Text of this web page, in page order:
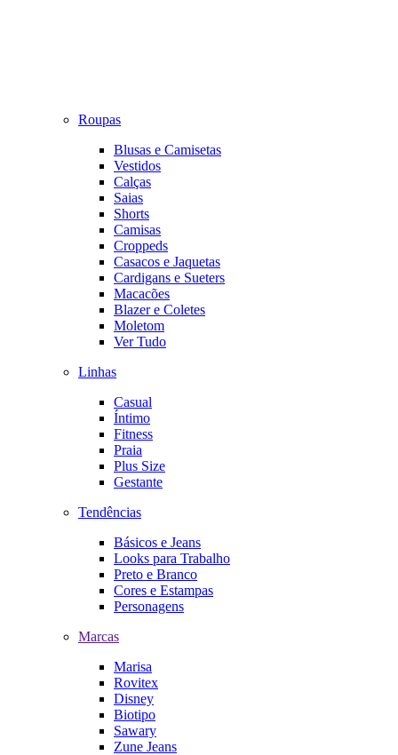
Roupas
Blusas e Camisetas
Vestidos
Calças
Saias
Shorts
Camisas
Croppeds
Casacos e Jaquetas
Cardigans e Sueters
Macacões
Blazer e Coletes
Moletom
Ver Tudo
Linhas
Casual
Íntimo
Fitness
Praia
Plus Size
Gestante
Tendências
Básicos e Jeans
Looks para Trabalho
Preto e Branco
Cores e Estampas
Personagens
Marcas
Marisa
Rovitex
Disney
Biotipo
Sawary
Zune Jeans